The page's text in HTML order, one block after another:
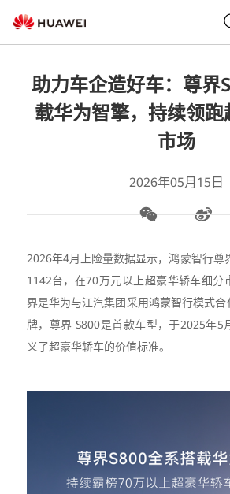
助力车企造好车：尊界
载华为智擎，持续领跑
市场
2026年05月15日
2026年4月上险量数据显示，鸿蒙智行尊
1142台，在70万元以上超豪华轿车细分
界是华为与江汽集团采用鸿蒙智行模式
牌，尊界 S800是首款车型，于2025年5
义了超豪华轿车的价值标准。